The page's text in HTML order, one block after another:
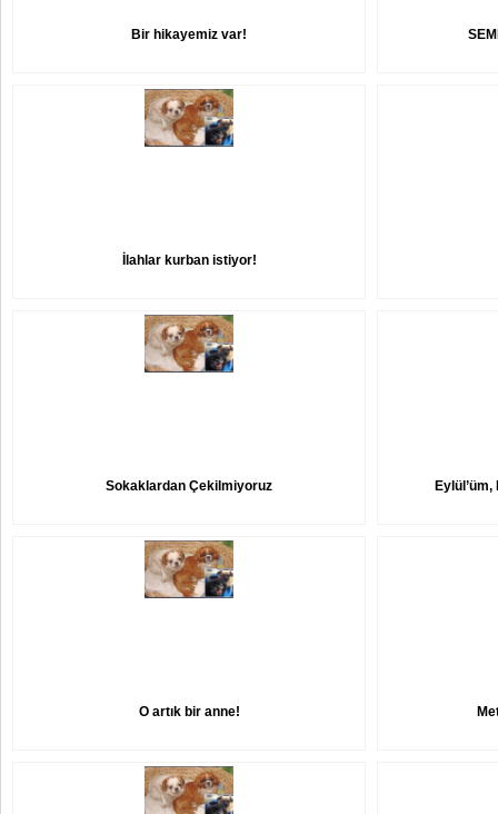
Bir hikayemiz var!
İlahlar kurban istiyor!
Sokaklardan Çekilmiyoruz
O artık bir anne!